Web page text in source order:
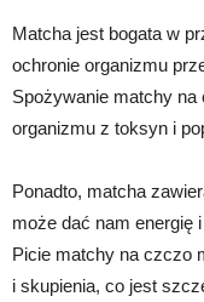
Matcha jest bogata w
ochronie organizmu
Spożywanie matchy
organizmu z toksyn i
Ponadto, matcha
może dać nam energię
Picie matchy na czczo
i skupienia, co jest